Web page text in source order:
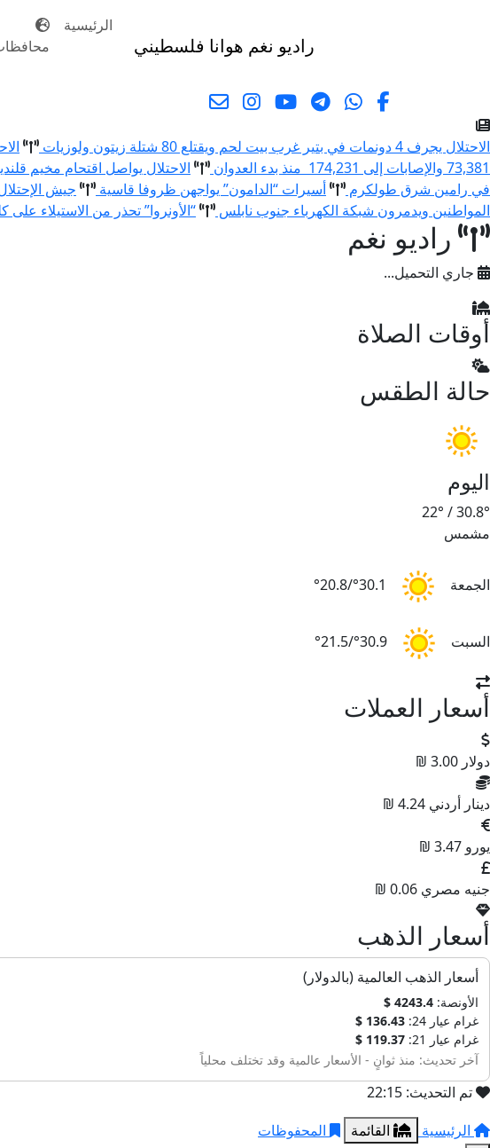
راديو نغم هوانا فلسطيني
الرئيسية
الاحتلال يجرف 4 دونمات في بتير غرب بيت لحم ويقتلع 80 شتلة زيتون ولوزيات
73,381 والإصابات إلى 174,231 منذ بدء العدوان
الاحتلال يواصل اقتحام مخيم
في رامين شرق طولكرم
أسيرات “الدامون” يواجهن ظروفا قاسية جيش
المواطنين ويدمرون شبكة الكهرباء جنوب نابلس
“الأونروا” تحذر من الاستيلاء على
راديو نغم
جاري التحميل...
أوقات الصلاة
حالة الطقس
اليوم
30.8°
/
22°
مشمس
الجمعة 30.1°/20.8°
السبت 30.9°/21.5°
أسعار العملات
دولار 3.00 ₪
دينار أردني 4.24 ₪
يورو 3.47 ₪
جنيه مصري 0.06 ₪
أسعار الذهب
أسعار الذهب العالمية (بالدولار)
الأونصة: 4243.4 $
غرام عيار 24:
136.43 $
غرام عيار 21:
119.37 $
آخر تحديث: منذ ثوانٍ - الأسعار عالمية وقد تختلف محلياً
تم التحديث: 22:15
الرئيسية
القائمة المحفوظات